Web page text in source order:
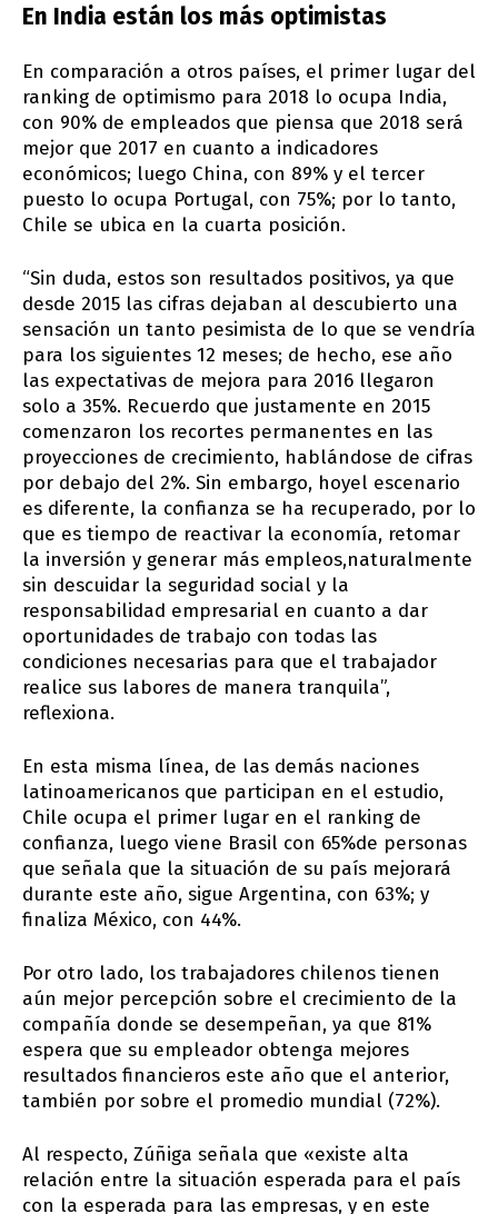
En India están los más optimistas
En comparación a otros países, el primer lugar del
ranking de optimismo para 2018 lo ocupa India,
con 90% de empleados que piensa que 2018 será
mejor que 2017 en cuanto a indicadores
económicos; luego China, con 89% y el tercer
puesto lo ocupa Portugal, con 75%; por lo tanto,
Chile se ubica en la cuarta posición.
“Sin duda, estos son resultados positivos, ya que
desde 2015 las cifras dejaban al descubierto una
sensación un tanto pesimista de lo que se vendría
para los siguientes 12 meses; de hecho, ese año
las expectativas de mejora para 2016 llegaron
solo a 35%. Recuerdo que justamente en 2015
comenzaron los recortes permanentes en las
proyecciones de crecimiento, hablándose de cifras
por debajo del 2%. Sin embargo, hoyel escenario
es diferente, la confianza se ha recuperado, por lo
que es tiempo de reactivar la economía, retomar
la inversión y generar más empleos,naturalmente
sin descuidar la seguridad social y la
responsabilidad empresarial en cuanto a dar
oportunidades de trabajo con todas las
condiciones necesarias para que el trabajador
realice sus labores de manera tranquila”,
reflexiona.
En esta misma línea, de las demás naciones
latinoamericanos que participan en el estudio,
Chile ocupa el primer lugar en el ranking de
confianza, luego viene Brasil con 65%de personas
que señala que la situación de su país mejorará
durante este año, sigue Argentina, con 63%; y
finaliza México, con 44%.
Por otro lado, los trabajadores chilenos tienen
aún mejor percepción sobre el crecimiento de la
compañía donde se desempeñan, ya que 81%
espera que su empleador obtenga mejores
resultados financieros este año que el anterior,
también por sobre el promedio mundial (72%).
Al respecto, Zúñiga señala que «existe alta
relación entre la situación esperada para el país
con la esperada para las empresas, y en este